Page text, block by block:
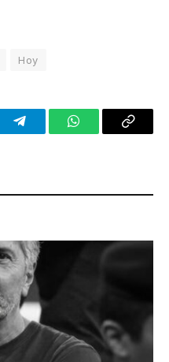
Hoy
TelegramWhatsAppCopy